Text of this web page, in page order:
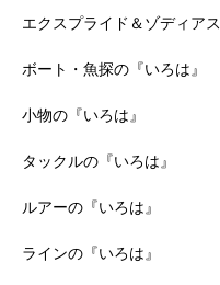
エクスプライド＆ゾディアス
ボート・魚探の『いろは』
小物の『いろは』
タックルの『いろは』
ルアーの『いろは』
ラインの『いろは』